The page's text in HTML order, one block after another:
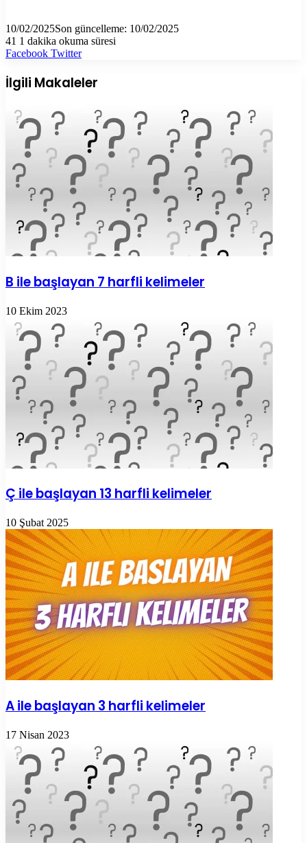
10/02/2025Son güncelleme: 10/02/2025
41 1 dakika okuma süresi
Facebook TwitterLinkedIn
Tumblr
Pinterest
Reddit
VKontakte
E-
ile
paylaş
Yazdır
İlgili Makaleler
B ile başlayan 7 harfli kelimeler
10 Ekim 2023
Ç ile başlayan 13 harfli kelimeler
10 Şubat 2025
A ile başlayan 3 harfli kelimeler
17 Nisan 2023